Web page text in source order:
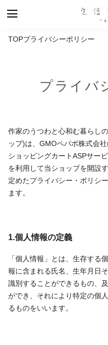
TOPプライバシーポリシー
プライバ
作家のうつわと心和む暮らし
ップ)は、 GMOペパボ株式会社
ショッピングカートASPサー
を利用して当ショップを開設
定めたプライバシー・ポリシー
ます。
1.個人情報の定義
「個人情報」とは、生存する
報に含まれる氏名、生年月日
識別することができるもの、
ができ、それにより特定の個
るものをいいます。